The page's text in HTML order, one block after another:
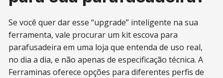
Se você quer dar esse “upgrade” inteligente na sua
ferramenta, vale procurar um kit escova para
parafusadeira em uma loja que entenda de uso real,
no dia a dia, e não apenas de especificação técnica. A
Ferraminas oferece opções para diferentes perfis de